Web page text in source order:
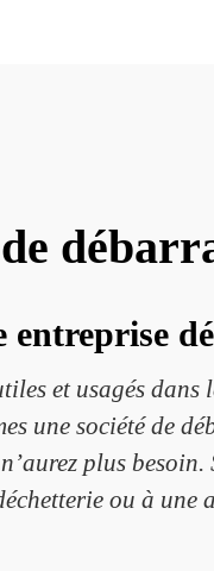
entreprise
et usagés
une société de
plus
ou à une